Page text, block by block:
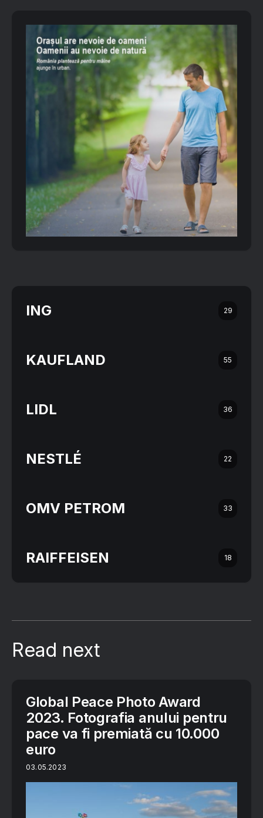
ING 29
KAUFLAND 55
LIDL 36
NESTLÉ 22
OMV PETROM 33
RAIFFEISEN 18
Read next
Global Peace Photo Award
2023. Fotografia anului pentru
pace va fi premiată cu 10.000
euro
03.05.2023